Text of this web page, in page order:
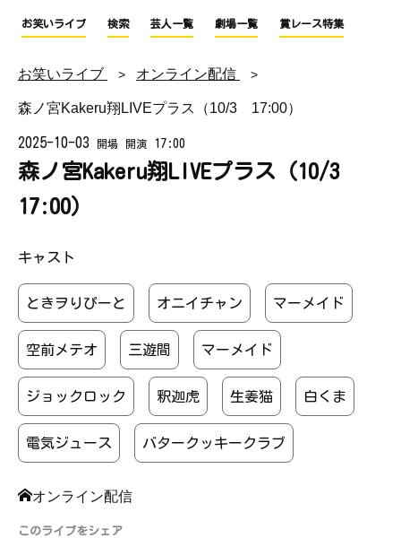
お笑いライブ 検索 芸人一覧 劇場一覧 賞レース特集
お笑いライブ オンライン配信
森ノ宮Kakeru翔LIVEプラス（10/3 17:00）
2025-10-03 開場 開演 17:00
森ノ宮Kakeru翔LIVEプラス（10/3
17:00）
キャスト
ときヲりぴーと オニイチャン マーメイド
空前メテオ 三遊間 マーメイド
ジョックロック 釈迦虎 生姜猫 白くま
電気ジュース バタークッキークラブ
オンライン配信
このライブをシェア